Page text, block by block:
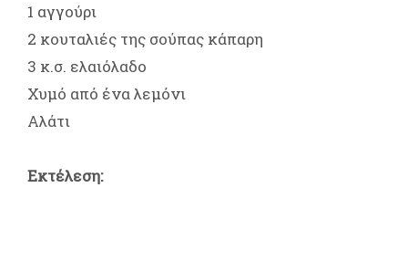
1 αγγούρι
2 κουταλιές της σούπας κάπαρη
3 κ.σ. ελαιόλαδο
Χυμό από ένα λεμόνι
Αλάτι
Εκτέλεση: